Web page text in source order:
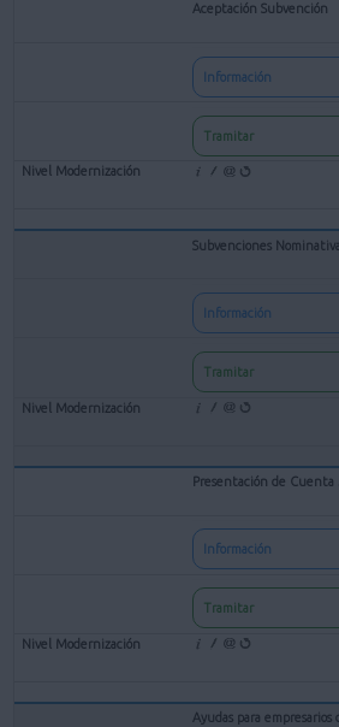
Aceptación Subvención
Información
Tramitar
Subvenciones
Información
Tramitar
Presentación de
Información
Tramitar
Ayudas para